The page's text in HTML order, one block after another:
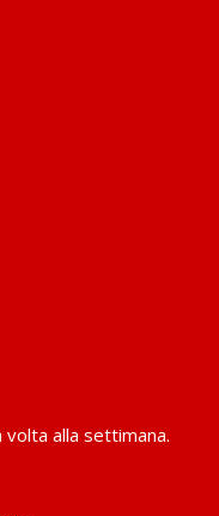
alla settimana.